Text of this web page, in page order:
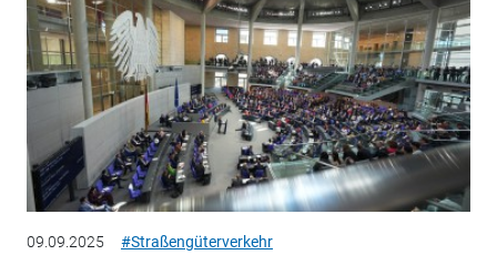
09.09.2025 #Straßengüterverkehr